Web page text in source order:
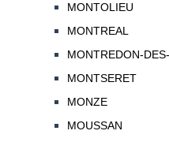
MONTOLIEU
MONTREAL
MONTREDON-
MONTSERET
MONZE
MOUSSAN